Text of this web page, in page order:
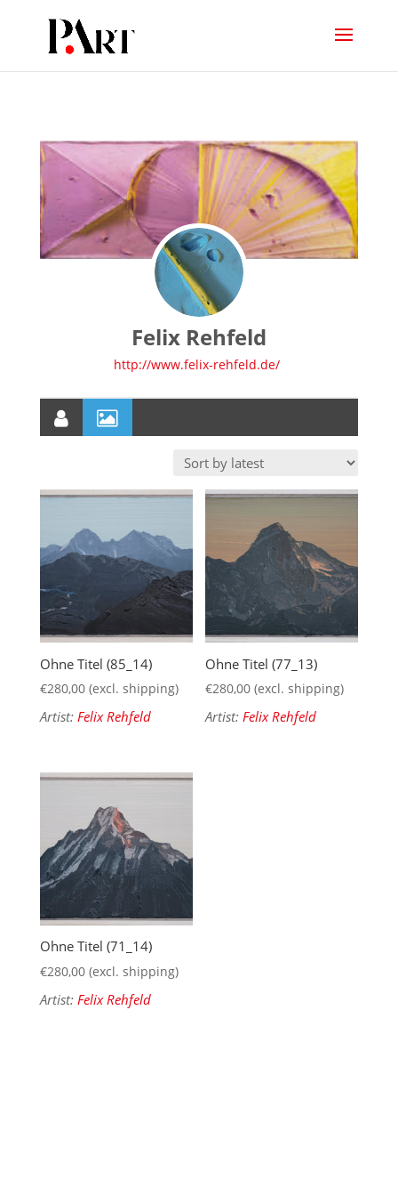
Felix Rehfeld
http://www.felix-rehfeld.de/
Ohne Titel (85_14)
€280,00 (excl. shipping)
Artist: Felix Rehfeld
Ohne Titel (77_13)
€280,00 (excl. shipping)
Artist:Felix Rehfeld
Ohne Titel (71_14)
€280,00 (excl. shipping)
Artist: Felix Rehfeld